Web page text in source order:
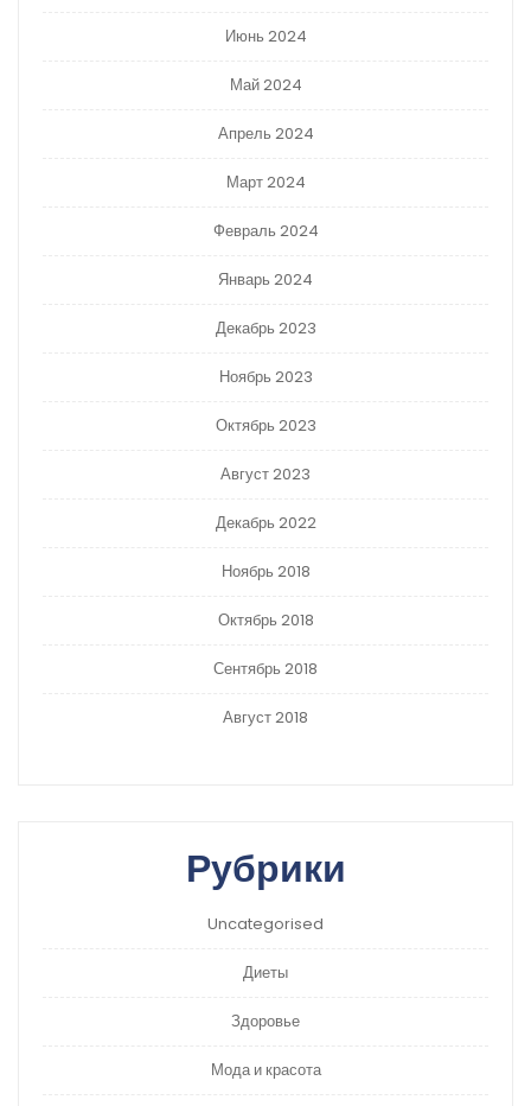
Июнь 2024
Май 2024
Апрель 2024
Март 2024
Февраль 2024
Январь 2024
Декабрь 2023
Ноябрь 2023
Октябрь 2023
Август 2023
Декабрь 2022
Ноябрь 2018
Октябрь 2018
Сентябрь 2018
Август 2018
Рубрики
Uncategorised
Диеты
Здоровье
Мода и красота